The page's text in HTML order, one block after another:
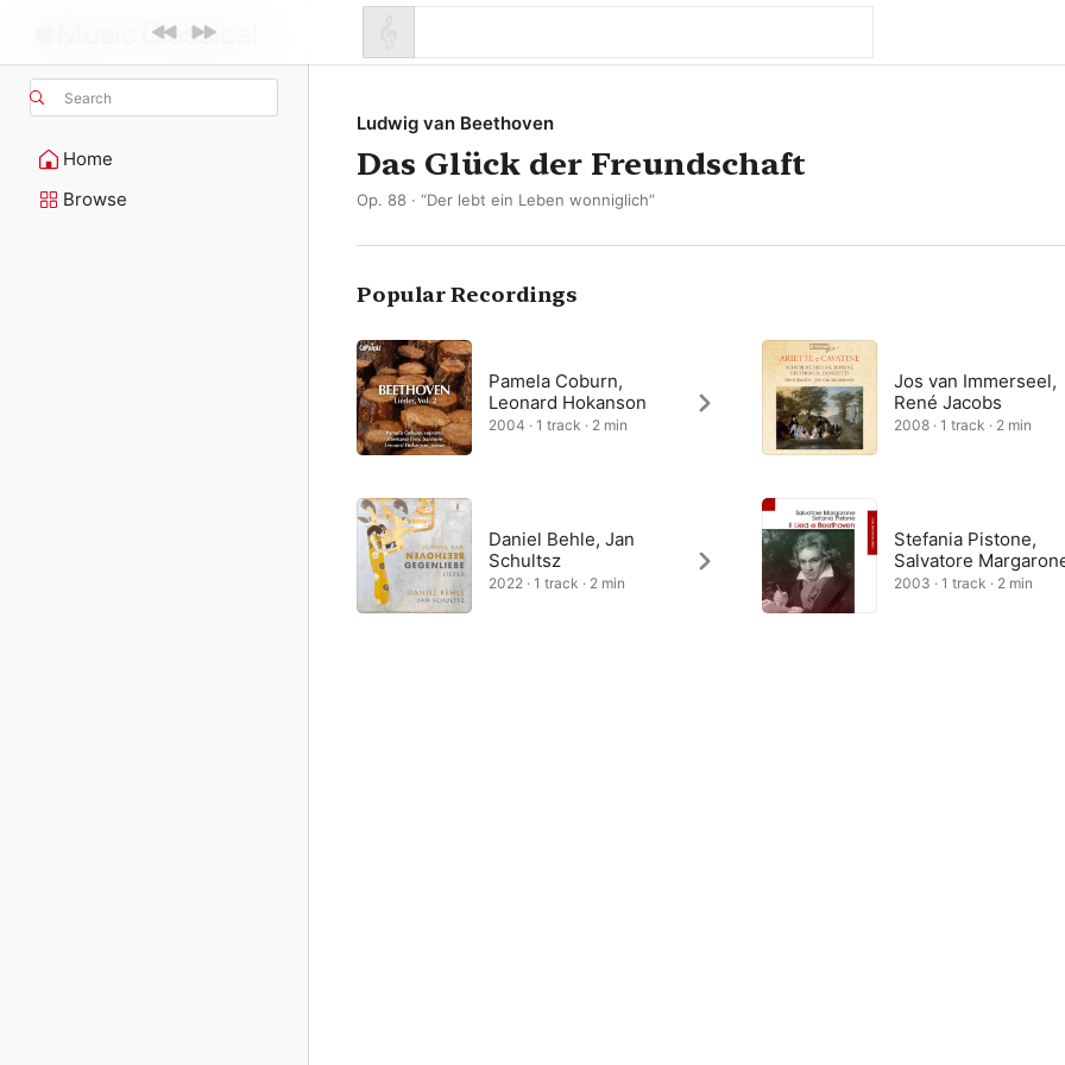
Search
Home
Browse
Ludwig van Beethoven
Das Glück der Freundschaft
Op. 88 · “Der lebt ein Leben wonniglich”
Popular Recordings
Pamela Coburn,
Leonard Hokanson
2004 · 1 track · 2 min
Jos van Immerseel,
René Jacobs
2008 · 1 track · 2 min
Daniel Behle, Jan
Schultsz
2022 · 1 track · 2 min
Stefania Pistone,
Salvatore
2003 · 1 track · 2 min